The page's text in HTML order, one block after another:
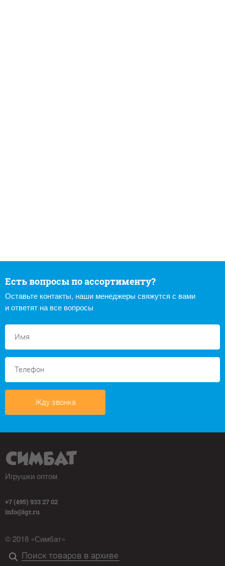
Есть вопросы по ассортименту?
Оставьте контакты, наши менеджеры свяжутся с вами
и ответят на все вопросы
Жду звонка
Игрушки оптом
+7 (495) 933 27 02
info@igr.ru
© 2018 «Симбат»